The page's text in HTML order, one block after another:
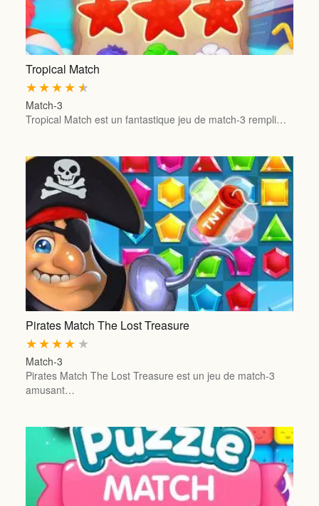
Tropical Match
★
★
★
★
★
Match-3
Tropical Match est un fantastique jeu de match-3 rempli…
Pirates Match The Lost Treasure
★
★
★
★
★
Match-3
Pirates Match The Lost Treasure est un jeu de match-3
amusant…